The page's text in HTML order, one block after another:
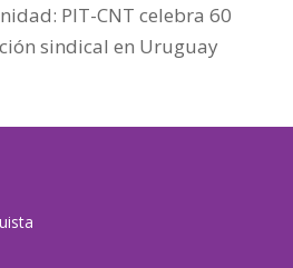
PIT-CNT celebra 60
sindical en Uruguay